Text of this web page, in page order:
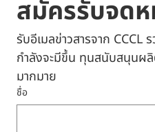
สมัครรับจดห
รับอีเมลข่าวสารจาก CCCL
กำลังจะมีขึ้น ทุนสนับสนุนผ
มากมาย
ชื่อ